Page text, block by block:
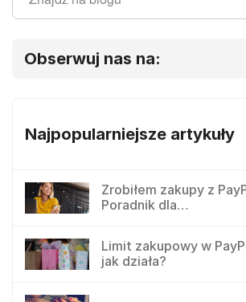
Obserwuj nas na:
Najpopularniejsze artykuły
Zrobiłem zakupy z
Poradnik dla…
Limit zakupowy w
jak działa?